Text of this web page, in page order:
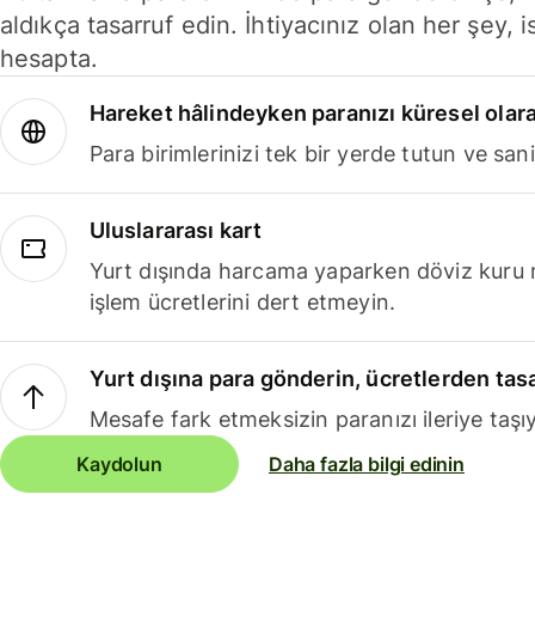
aldıkça tasarruf edin. İhtiyacınız olan her
hesapta.
Hareket hâlindeyken paranızı küresel
Para birimlerinizi tek bir yerde tutun ve
Uluslararası kart
Yurt dışında harcama yaparken döviz kuru
işlem ücretlerini dert etmeyin.
Yurt dışına para gönderin, ücretlerden
Mesafe fark etmeksizin paranızı ileriye
Kaydolun Daha fazla bilgi edinin